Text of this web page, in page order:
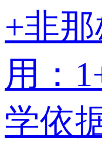
+非
用：
学依